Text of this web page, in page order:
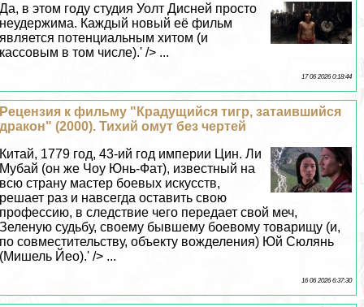
Да, в этом году студия Уолт Дисней просто
неудержима. Каждый новый её фильм
является потенциальным хитом (и
кассовым в том числе).' /> ...
17 06 2026 0:18:44
Рецензия к фильму "Крадущийся тигр, затаившийся
дpaкон" (2000). Тихий омут без чертей
Китай, 1779 год, 43-ий год империи Цин. Ли
Мубай (он же Чоу Юнь-Фат), известный на
всю страну мастер боевых искусств,
решает раз и навсегда оставить свою
профессию, в следствие чего передает свой меч,
Зеленую судьбу, своему бывшему боевому товарищу (и,
по совместительству, объекту вожделения) Юй Сюлянь
(Мишель Йео).' /> ...
16 06 2026 6:37:30